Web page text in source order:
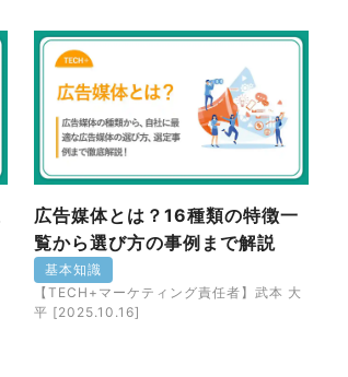
広告媒体とは？16種類の特徴一
覧から選び方の事例まで解説
基本知識
【TECH+マーケティング責任者】武本 大
平 [2025.10.16]